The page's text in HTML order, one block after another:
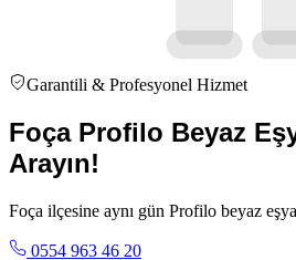
Garantili & Profesyonel Hizmet
Foça Profilo Beyaz
Arayın!
Foça ilçesine aynı gün Profilo beyaz
0554 963 46 20